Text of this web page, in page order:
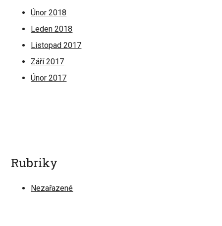
Únor 2018
Leden 2018
Listopad 2017
Září 2017
Únor 2017
Rubriky
Nezařazené